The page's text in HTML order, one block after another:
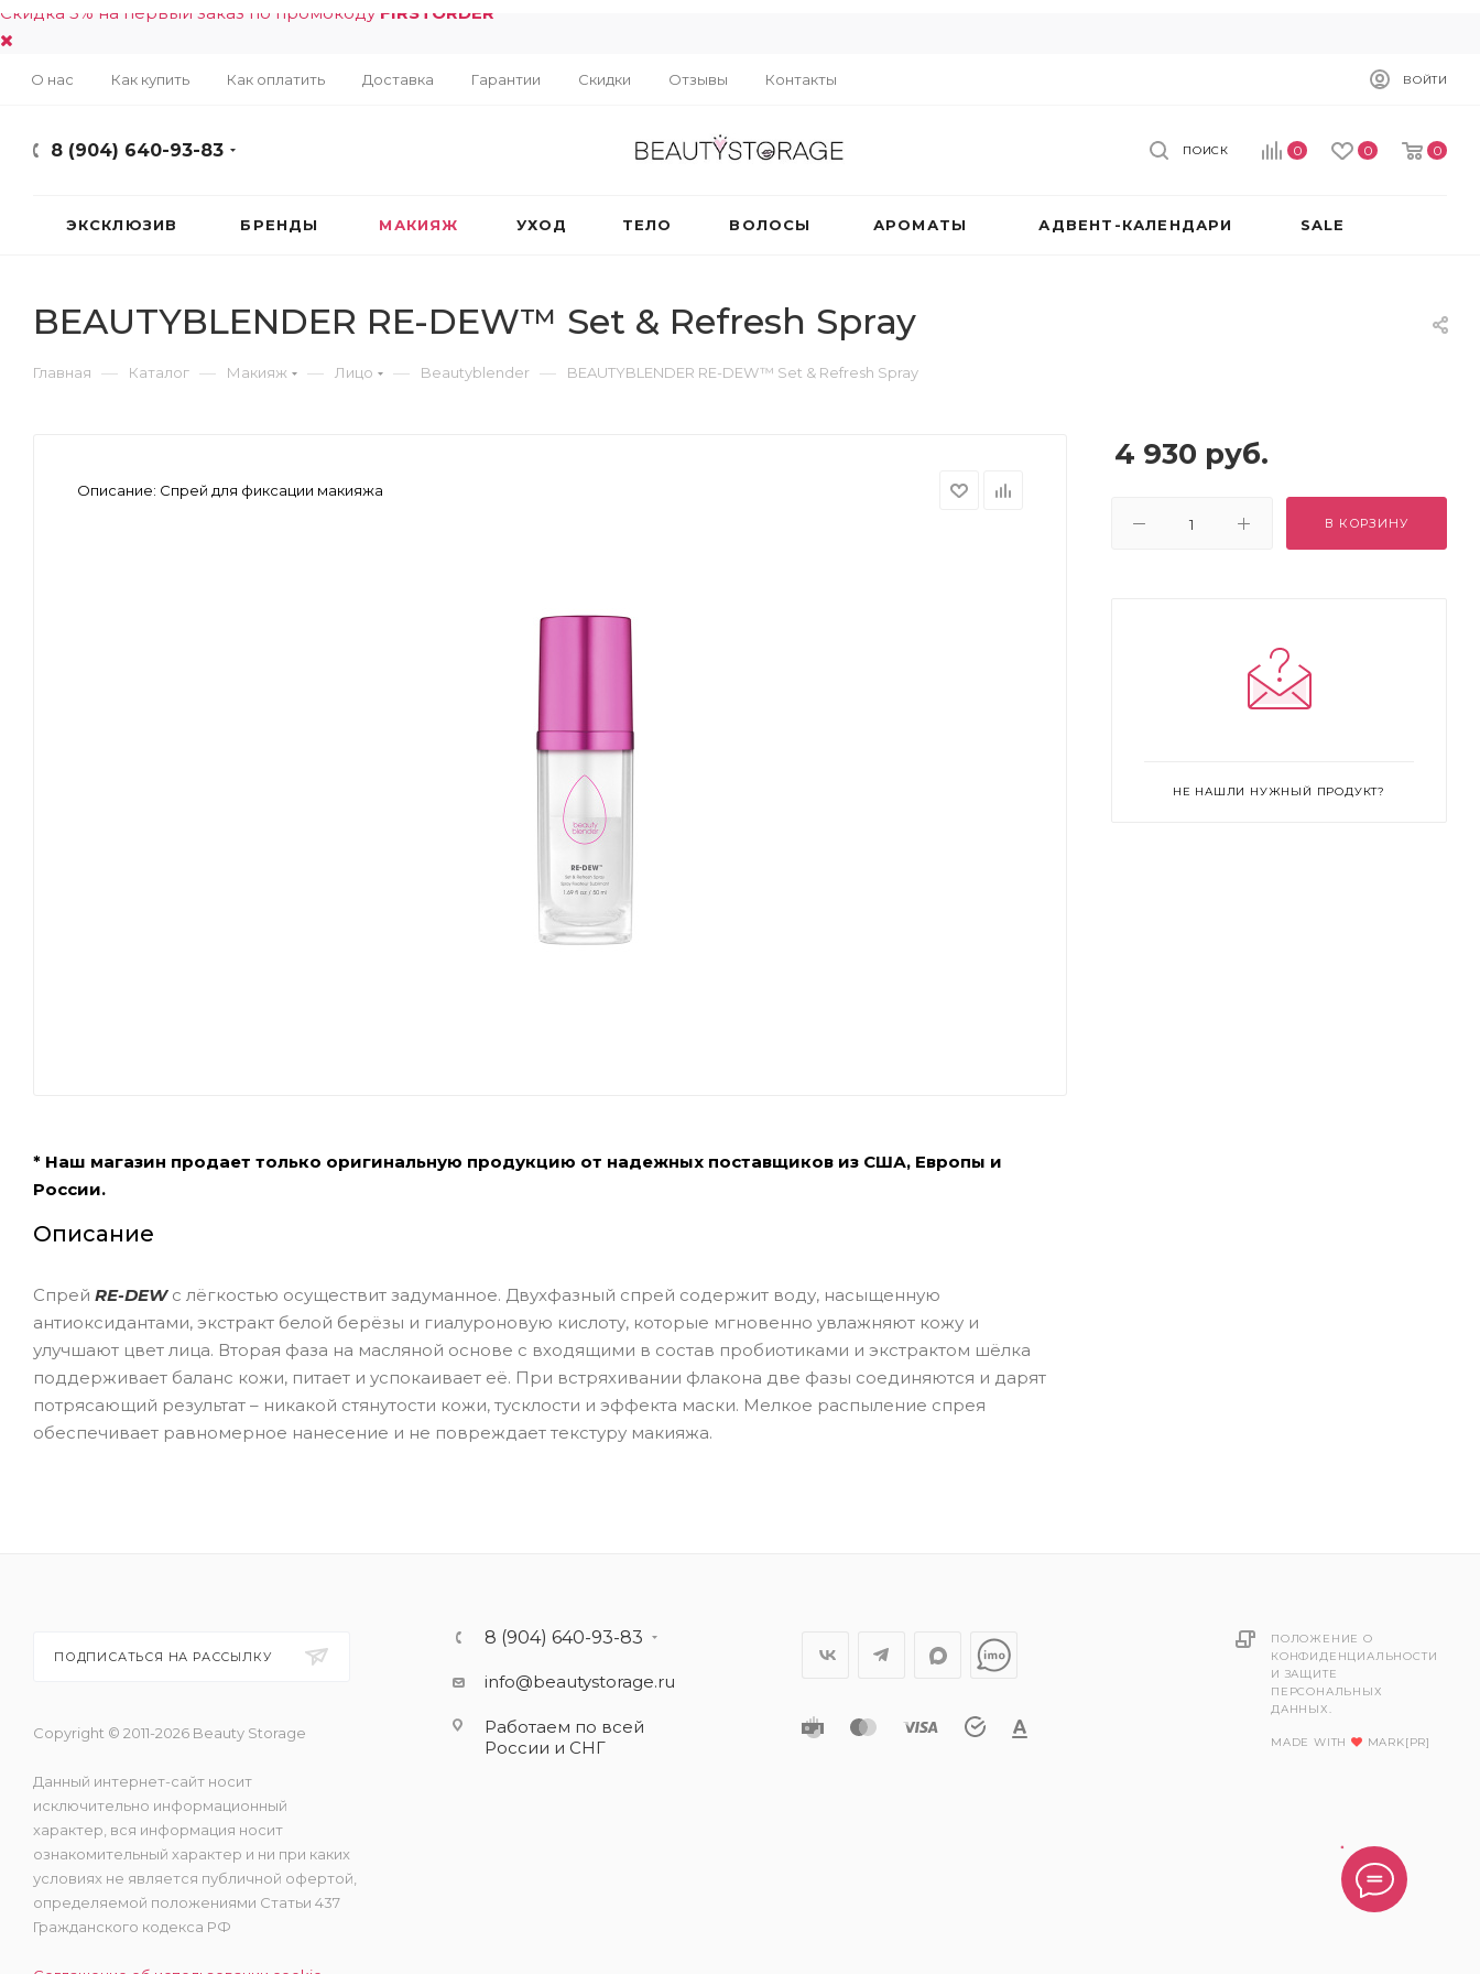
Скидка 5% на первый заказ по промокоду FIRSTORDER
О нас Как купить Как оплатить Доставка Гарантии Скидки Отзывы Контакты ВОЙТИ
8 (904) 640-93-83 0 0 0
ПОИСК
ЭКСКЛЮЗИВ БРЕНДЫ МАКИЯЖ УХОД ТЕЛО ВОЛОСЫ АРОМАТЫ АДВЕНТ-КАЛЕНДАРИ SALE
BEAUTYBLENDER RE-DEW™ Set & Refresh Spray
Главная — Каталог — Макияж — Лицо — Beautyblender — BEAUTYBLENDER RE-DEW™ Set & Refresh Spray
Описание: Спрей для фиксации макияжа
* Наш магазин продает только оригинальную продукцию от надежных поставщиков из США, Европы и
России.
Описание
Спрей RE-DEWс лёгкостью осуществит задуманное. Двухфазный спрей содержит воду, насыщенную
антиоксидантами, экстракт белой берёзы и гиалуроновую кислоту, которые мгновенно увлажняют кожу и
улучшают цвет лица. Вторая фаза на масляной основе с входящими в состав пробиотиками и экстрактом шёлка
поддерживает баланс кожи, питает и успокаивает её. При встряхивании флакона две фазы соединяются и дарят
потрясающий результат – никакой стянутости кожи, тусклости и эффекта маски. Мелкое распыление спрея
обеспечивает равномерное нанесение и не повреждает текстуру макияжа.
4 930 руб.
В КОРЗИНУ
НЕ НАШЛИ НУЖНЫЙ ПРОДУКТ?
ПОДПИСАТЬСЯ НА РАССЫЛКУ
Copyright © 2011-2026 Beauty Storage
Данный интернет-сайт носит
исключительно информационный
характер, вся информация носит
ознакомительный характер и ни при каких
условиях не является публичной офертой,
определяемой положениями Статьи 437
Гражданского кодекса РФ
8 (904) 640-93-83
info@beautystorage.ru
Работаем по всей
России и СНГ
ПОЛОЖЕНИЕ О
КОНФИДЕНЦИАЛЬНОСТИ
И ЗАЩИТЕ
ПЕРСОНАЛЬНЫХ
ДАННЫХ.
MADE WITH MARK[PR]